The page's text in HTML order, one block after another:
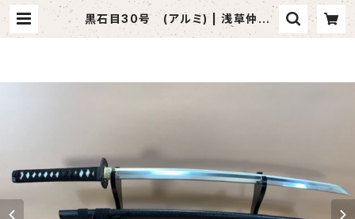
黒石目30号 (アルミ) | 浅草仲見
世 模擬刀・踊り小道具の小山商店～